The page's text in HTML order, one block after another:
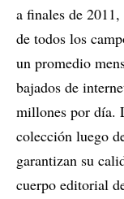
a finales de
de todos los
un promedio
bajados de
millones por día.
colección luego
garantizan su
cuerpo editorial